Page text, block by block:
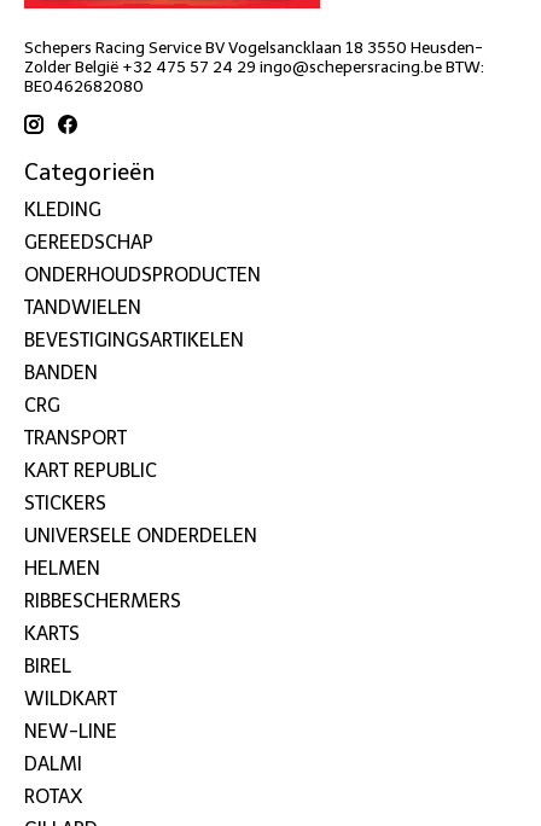
Schepers Racing Service BV Vogelsancklaan 18 3550 Heusden-
Zolder België +32 475 57 24 29 ingo@schepersracing.beBTW:
BE0462682080
Categorieën
KLEDING
GEREEDSCHAP
ONDERHOUDSPRODUCTEN
TANDWIELEN
BEVESTIGINGSARTIKELEN
BANDEN
CRG
TRANSPORT
KART REPUBLIC
STICKERS
UNIVERSELE ONDERDELEN
HELMEN
RIBBESCHERMERS
KARTS
BIREL
WILDKART
NEW-LINE
DALMI
ROTAX